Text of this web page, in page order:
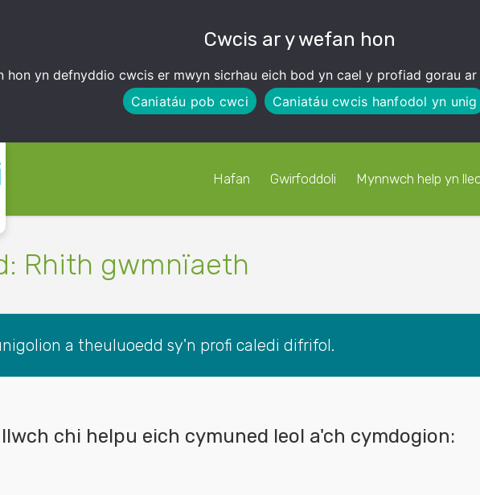
Cwcis ar y wefan hon
hon yn defnyddio cwcis er mwyn sicrhau eich bod yn cael y profiad gorau ar
Caniatáu pob cwci
Caniatáu cwcis hanfodol yn unig
Hafan Gwirfoddoli Mynnwch help yn
Rhith gwmnïaeth
a theuluoedd sy'n profi caledi difrifol.
chi helpu eich cymuned leol a'ch cymdogion: